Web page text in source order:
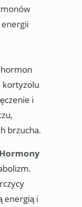
energii
kortyzolu
i
brzucha.
energią i